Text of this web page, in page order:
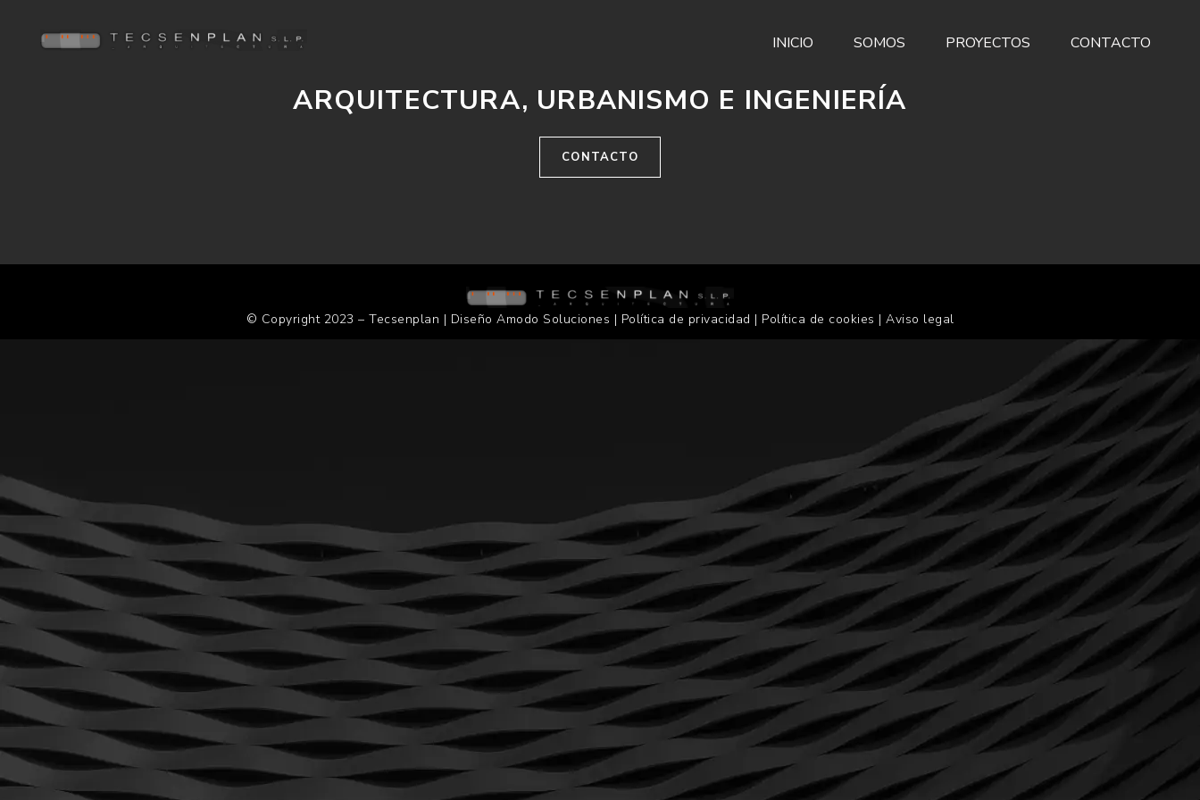
INICIO SOMOS PROYECTOS CONTACTO
ARQUITECTURA, URBANISMO E INGENIERÍA
CONTACTO
© Copyright 2023 – Tecsenplan | Diseño Amodo Soluciones | Política de privacidad | Política de cookies | Aviso legal